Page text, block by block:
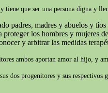
que ser una persona digna y
padres, madres y abuelos y
los hombres y mujeres
y arbitrar las medidas
ambos aportan amor al hijo, y
dos progenitores y sus